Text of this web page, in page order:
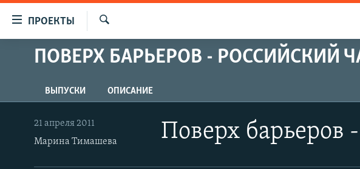
упрощенного
Вернуться
к
основному
содержанию
ПРОЕКТЫ
ПРОГРАММЫ
АВТОРСКИЕ ПРОЕКТЫ
ЦИТАТЫ СВОБОДЫ
МНЕНИЯ
КУЛЬТУРА
ПОВЕРХ БАРЬЕРОВ - РОССИЙСКИЙ
ВЫПУСКИ ОПИСАНИЕ
Поверх барьеров
21 апреля 2011
Марина Тимашева